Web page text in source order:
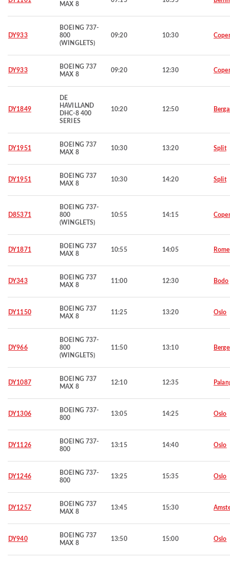
MAX 8
DY933
BOEING 737-
800
(WINGLETS)
09:20 10:30
DY933
BOEING 737
MAX 8
09:20 12:30
DY1849
DE
HAVILLAND
DHC-8 400
SERIES
10:20 12:50
DY1951
BOEING 737
MAX 8
10:30 13:20 Split
DY1951
BOEING 737
MAX 8
10:30 14:20 Split
D85371
BOEING 737-
800
(WINGLETS)
10:55 14:15
DY1871
BOEING 737
MAX 8
10:55 14:05 Rome
DY343
BOEING 737
MAX 8
11:00 12:30 Bodo
DY1150
BOEING 737
MAX 8
11:25 13:20 Oslo
DY966
BOEING 737-
800
(WINGLETS)
11:50 13:10
DY1087
BOEING 737
MAX 8
12:10 12:35
DY1306
BOEING 737-
800
13:05 14:25 Oslo
DY1126
BOEING 737-
800
13:15 14:40 Oslo
DY1246
BOEING 737-
800
13:25 15:35 Oslo
DY1257
BOEING 737
MAX 8
13:45 15:30
DY940
BOEING 737
MAX 8
13:50 15:00 Oslo